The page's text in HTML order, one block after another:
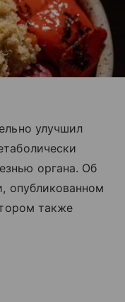
улучшил
органа. Об
опубликованном
также